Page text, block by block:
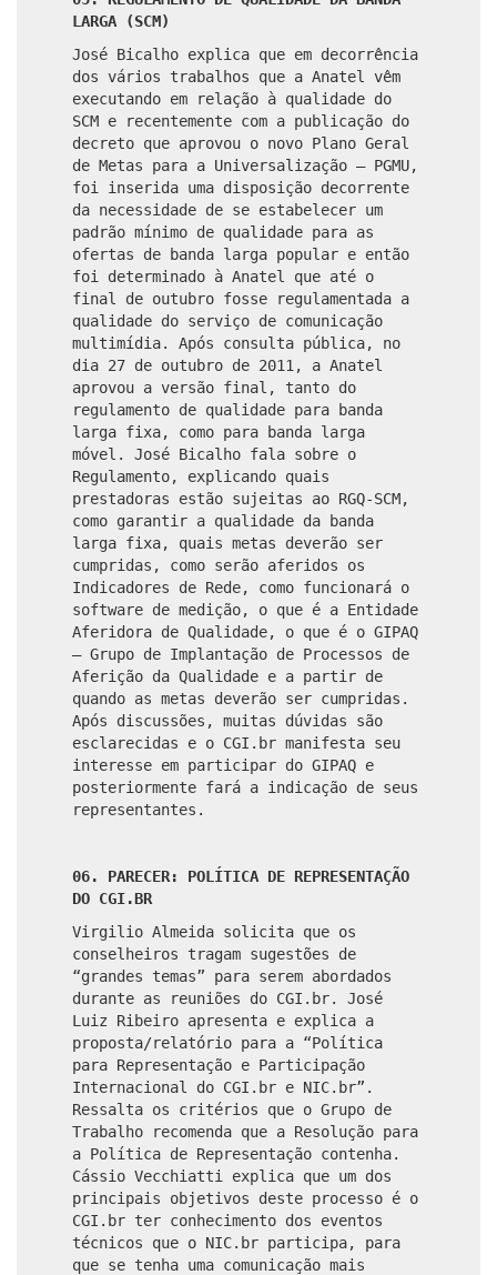
LARGA (SCM)
José Bicalho explica que em decorrência
dos vários trabalhos que a Anatel vêm
executando em relação à qualidade do
SCM e recentemente com a publicação do
decreto que aprovou o novo Plano Geral
de Metas para a Universalização – PGMU,
foi inserida uma disposição decorrente
da necessidade de se estabelecer um
padrão mínimo de qualidade para as
ofertas de banda larga popular e então
foi determinado à Anatel que até o
final de outubro fosse regulamentada a
qualidade do serviço de comunicação
multimídia. Após consulta pública, no
dia 27 de outubro de 2011, a Anatel
aprovou a versão final, tanto do
regulamento de qualidade para banda
larga fixa, como para banda larga
móvel. José Bicalho fala sobre o
Regulamento, explicando quais
prestadoras estão sujeitas ao RGQ-SCM,
como garantir a qualidade da banda
larga fixa, quais metas deverão ser
cumpridas, como serão aferidos os
Indicadores de Rede, como funcionará o
software de medição, o que é a Entidade
Aferidora de Qualidade, o que é o GIPAQ
– Grupo de Implantação de Processos de
Aferição da Qualidade e a partir de
quando as metas deverão ser cumpridas.
Após discussões, muitas dúvidas são
esclarecidas e o CGI.br manifesta seu
interesse em participar do GIPAQ e
posteriormente fará a indicação de seus
representantes.
06. PARECER: POLÍTICA DE REPRESENTAÇÃO
DO CGI.BR
Virgilio Almeida solicita que os
conselheiros tragam sugestões de
“grandes temas” para serem abordados
durante as reuniões do CGI.br. José
Luiz Ribeiro apresenta e explica a
proposta/relatório para a “Política
para Representação e Participação
Internacional do CGI.br e NIC.br”.
Ressalta os critérios que o Grupo de
Trabalho recomenda que a Resolução para
a Política de Representação contenha.
Cássio Vecchiatti explica que um dos
principais objetivos deste processo é o
CGI.br ter conhecimento dos eventos
técnicos que o NIC.br participa, para
que se tenha uma comunicação mais